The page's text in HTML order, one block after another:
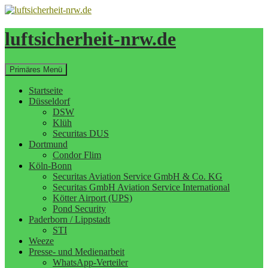
Zum
springen
luftsicherheit-nrw.de
Suchen
Primäres Menü
Startseite
Düsseldorf
DSW
Klüh
Securitas DUS
Dortmund
Condor Flim
Köln-Bonn
Securitas Aviation Service GmbH & Co. KG
Securitas GmbH Aviation Service International
Kötter Airport (UPS)
Pond Security
Paderborn / Lippstadt
STI
Weeze
Presse- und Medienarbeit
WhatsApp-Verteiler